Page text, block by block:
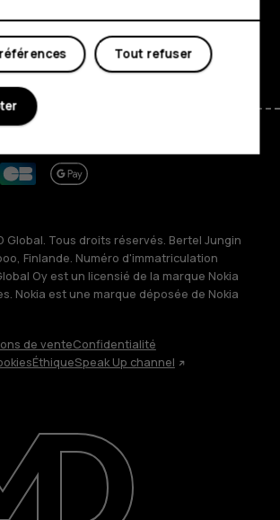
recycler
YoutubeLinkedinDiscord
Global. Tous droits réservés. Bertel Jungin
Finlande. Numéro d'immatriculation
Oy est un licensié de la marque Nokia
Nokia est une marque déposée de Nokia
de venteConfidentialité
ÉthiqueSpeak Up channel
Tout refuser